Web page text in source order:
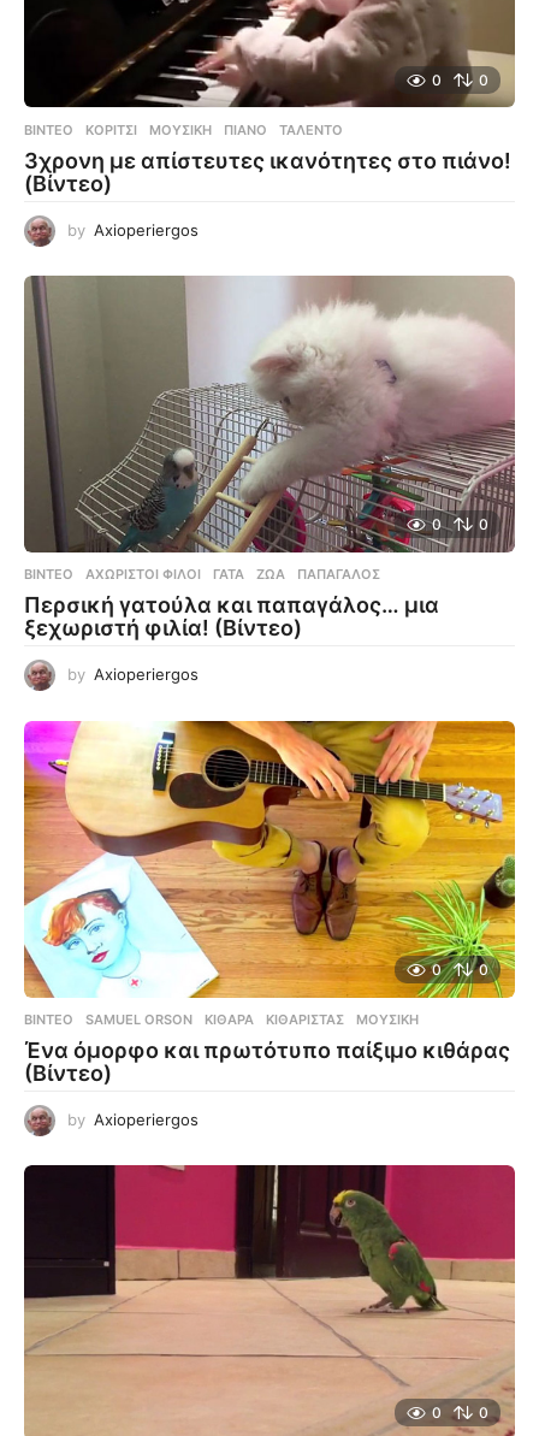
0 0
ΒΊΝΤΕΟ ΚΟΡΊΤΣΙ ,ΜΟΥΣΙΚΉ ,ΠΙΆΝΟ ,ΤΑΛΈΝΤΟ
3χρονη με απίστευτες ικανότητες στο πιάνο!
(Βίντεο)
by Axioperiergos
0 0
ΒΊΝΤΕΟ ΑΧΏΡΙΣΤΟΙ ΦΊΛΟΙ ,ΓΆΤΑ ,ΖΏΑ ,ΠΑΠΑΓΆΛΟΣ
Περσική γατούλα και παπαγάλος… μια
ξεχωριστή φιλία! (Βίντεο)
by Axioperiergos
0 0
ΒΊΝΤΕΟ SAMUEL ORSON ,ΚΙΘΆΡΑ ,ΚΙΘΑΡΊΣΤΑΣ ,ΜΟΥΣΙΚΉ
Ένα όμορφο και πρωτότυπο παίξιμο κιθάρας
(Βίντεο)
by Axioperiergos
0 0